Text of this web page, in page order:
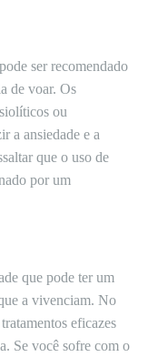
ser recomendado
de voar. Os
ou
a ansiedade e a
que o uso de
por um
que pode ter um
a vivenciam. No
eficazes
Se você sofre com o